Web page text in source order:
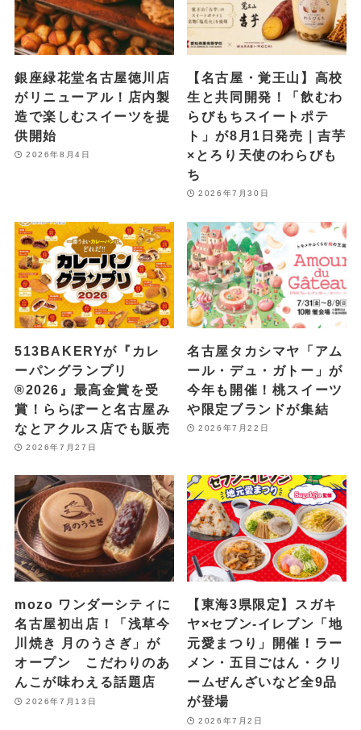
銀座緑花堂名古屋徳川店
がリニューアル！店内製
造で楽しむスイーツを提
供開始
2026年8月4日
【名古屋・覚王山】高校
生と共同開発！「飲むわ
らびもちスイートポテ
ト」が8月1日発売｜吉芋
×とろり天使のわらびも
ち
2026年7月30日
513BAKERYが『カレ
ーパングランプリ
®2026』最高金賞を受
賞！ららぽーと名古屋み
なとアクルス店でも販売
2026年7月27日
名古屋タカシマヤ「アム
ール・デュ・ガトー」が
今年も開催！桃スイーツ
や限定ブランドが集結
2026年7月22日
mozo ワンダーシティに
名古屋初出店！「浅草今
川焼き 月のうさぎ」が
オープン こだわりのあ
んこが味わえる話題店
2026年7月13日
【東海3県限定】スガキ
ヤ×セブン‐イレブン「地
元愛まつり」開催！ラー
メン・五目ごはん・クリ
ームぜんざいなど全9品
が登場
2026年7月2日